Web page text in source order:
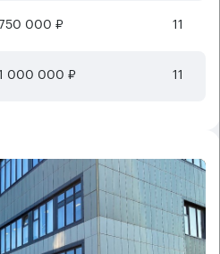
000 ₽ 11
000 000 ₽ 11